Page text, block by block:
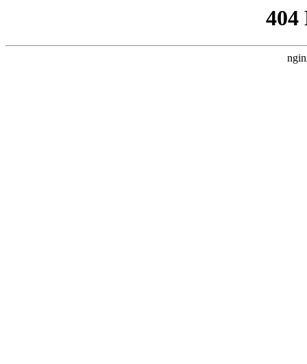
404